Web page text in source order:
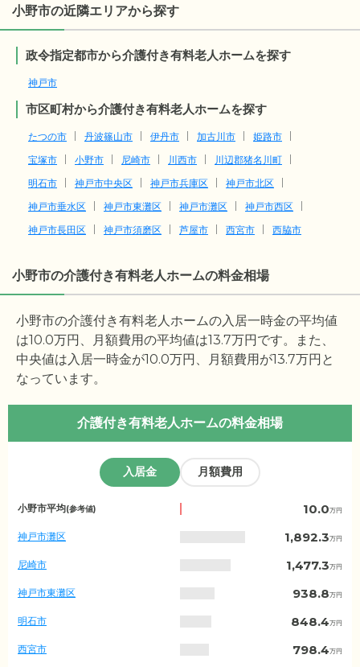
小野市の近隣エリアから探す
政令指定都市から介護付き有料老人ホームを探す
神戸市
市区町村から介護付き有料老人ホームを探す
たつの市 丹波篠山市 伊丹市 加古川市
姫路市
宝塚市
小野市 尼崎市 川西市
川辺郡猪名川町
明石市
神戸市中央区 神戸市兵庫区
神戸市北区
神戸市垂水区
神戸市東灘区 神戸市灘区
神戸市西区
神戸市長田区
神戸市須磨区 芦屋市 西宮市 西脇市
小野市の介護付き有料老人ホームの料金相場
小野市の介護付き有料老人ホームの入居一時金の平均値
は10.0万円、月額費用の平均値は13.7万円です。また、
中央値は入居一時金が10.0万円、月額費用が13.7万円と
なっています。
介護付き有料老人ホームの料金相場
入居金 月額費用
兵
庫
県
の
入
居
金
相
場
区
小野市平均(参考値) 10.0万円
神戸市灘区 1,892.3万円
尼崎市 1,477.3万円
神戸市東灘区 938.8万円
明石市 848.4万円
西宮市 798.4万円